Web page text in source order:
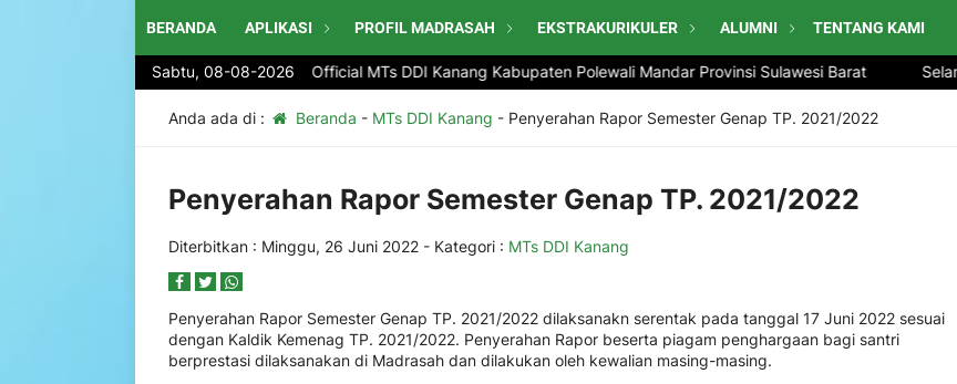
BERANDA APLIKASI PROFIL MADRASAH EKSTRAKURIKULER ALUMNI TENTANG KAMI
Sabtu, 08-08-2026
Selamat Datang di website Official MTs DDI Kanang Kabupaten Polewali Mandar Provinsi Sulawesi Barat
Anda ada di : Beranda - MTs DDI Kanang - Penyerahan Rapor Semester Genap TP. 2021/2022
Penyerahan Rapor Semester Genap TP. 2021/2022
Diterbitkan : Minggu, 26 Juni 2022 - Kategori : MTs DDI Kanang
Penyerahan Rapor Semester Genap TP. 2021/2022 dilaksanakn serentak pada tanggal 17 Juni 2022 sesuai
dengan Kaldik Kemenag TP. 2021/2022. Penyerahan Rapor beserta piagam penghargaan bagi santri
berprestasi dilaksanakan di Madrasah dan dilakukan oleh kewalian masing-masing.